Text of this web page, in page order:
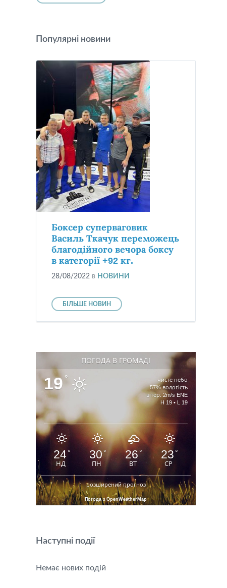
Популярні новини
Боксер суперваговик
Василь Ткачук переможець
благодійного вечора боксу
в категорії +92 кг.
28/08/2022 в НОВИНИ
БІЛЬШЕ НОВИН
ПОГОДА В ГРОМАДІ
19°
чисте небо
57% вологість
вітер: 2m/s ENE
H 19 • L 19
24°
НД
30 °
ПН
26°
ВТ
23 °
СР
розширений прогноз
Погода з OpenWeatherMap
Наступні події
Немає нових подій